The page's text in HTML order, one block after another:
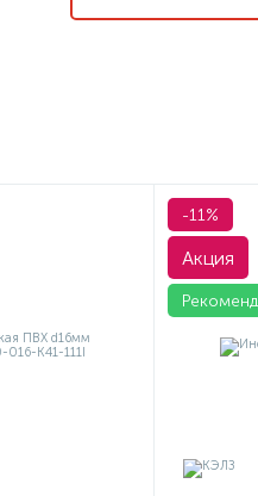
-11%
Акция